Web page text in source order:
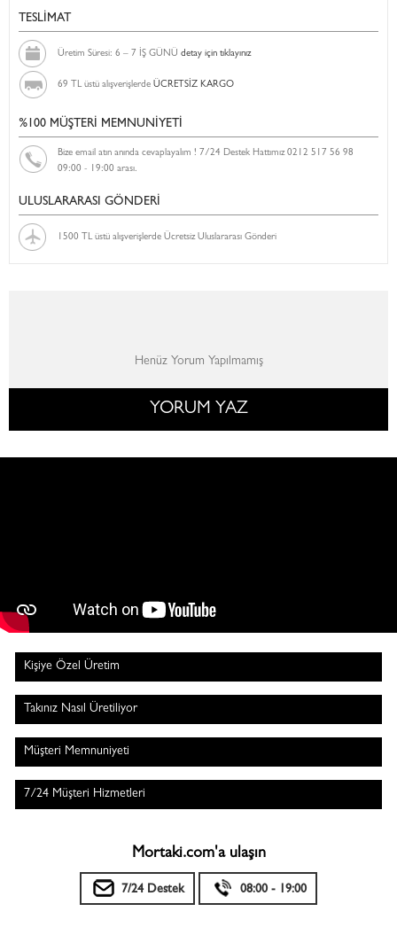
TESLİMAT
Üretim Süresi: 6 – 7 İŞ GÜNÜ detay için tıklayınız
69 TL üstü alışverişlerde ÜCRETSİZ KARGO
%100 MÜŞTERİ MEMNUNİYETİ
Bize email atın anında cevaplayalım ! 7/24 Destek Hattımız 0212 517 56 98
09:00 - 19:00 arası.
ULUSLARARASI GÖNDERİ
1500 TL üstü alışverişlerde Ücretsiz Uluslararası Gönderi
Henüz Yorum Yapılmamış
YORUM YAZ
Kişiye Özel Üretim
Takınız Nasıl Üretiliyor
Müşteri Memnuniyeti
7/24 Müşteri Hizmetleri
Mortaki.com'a ulaşın
7/24 Destek 08:00 - 19:00